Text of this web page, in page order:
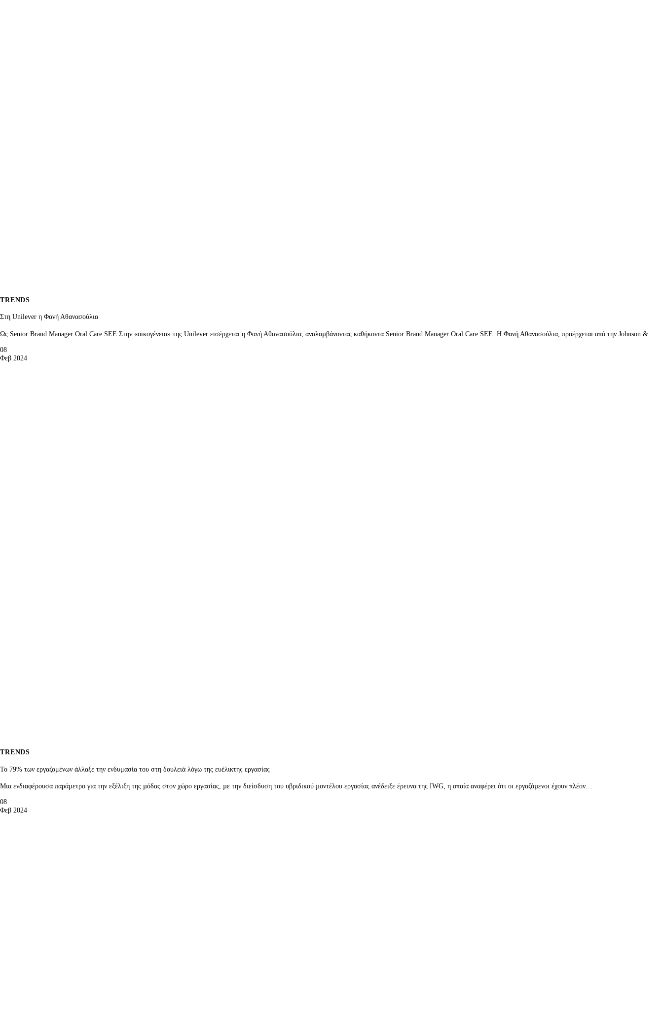
TRENDS
Στη Unilever η Φανή Αθανασούλια
Ως Senior Brand Manager Oral Care SEE Στην «οικογένεια» της Unilever εισέρχεται η Φανή Αθανασούλια, αναλαµβάνοντας καθήκοντα Senior Brand Manager Oral Care SEE. Η Φανή Αθανασούλια, προέρχεται από την Johnson &…
08
Φεβ 2024
TRENDS
Το 79% των εργαζομένων άλλαξε την ενδυμασία του στη δουλειά λόγω της ευέλικτης εργασίας
Μια ενδιαφέρουσα παράµετρο για την εξέλιξη της µόδας στον χώρο εργασίας, µε την διείσδυση του υβριδικού µοντέλου εργασίας ανέδειξε έρευνα της IWG, η οποία αναφέρει ότι οι εργαζόµενοι έχουν πλέον…
08
Φεβ 2024